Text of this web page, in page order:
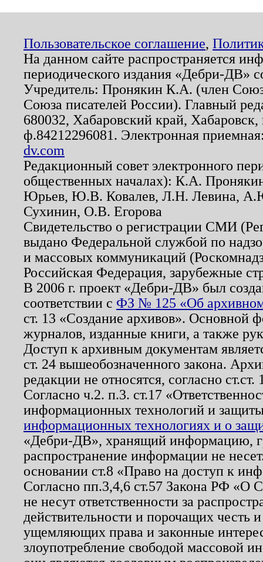
Пользовательское соглашение,
На данном сайте распространяется
периодического издания «Дебри-ДВ»
Учредитель: Пронякин К.А. (член
Союза писателей России). Главный
680032, Хабаровский край,
ф.84212296081. Электронная
dv.com
Редакционный совет электронного
общественных началах): К.А.
Юрьев, Ю.В. Ковалев, Л.Н. Левина,
Сухинин, О.В. Егорова
Свидетельство о регистрации СМИ
выдано Федеральной службой по
и массовых коммуникаций
Российская Федерация, зарубежные
В 2006 г. проект «Дебри-ДВ» был
соответствии с ФЗ № 125 «Об
ст. 13 «Создание архивов». Основной
журналов, изданные книги, а также
Доступ к архивным документам
ст. 24 вышеобозначенного закона.
редакции не относятся, согласно
Согласно ч.2. п.3. ст.17
информационных технологий и
информационных технологиях и о
«Дебри-ДВ», хранящий информацию,
распространение информации не
основании ст.8 «Право на доступ к
Согласно пп.3,4,6 ст.57 Закона РФ «О
не несут ответственности за
действительности и порочащих честь
ущемляющих права и законные
злоупотребление свободой массовой